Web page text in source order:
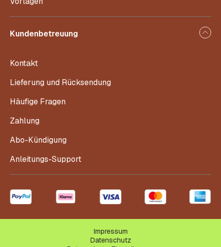
Kundenbetreuung
Kontakt
Lieferung und Rücksendung
Häufige Fragen
Zahlung
Abo-Kündigung
Anleitungs-Support
Impressum
Datenschutz